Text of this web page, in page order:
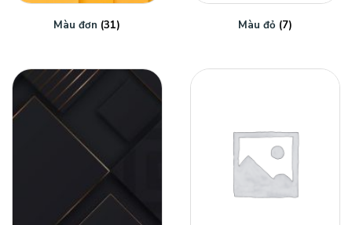
Màu đơn (31) Màu đỏ (7)